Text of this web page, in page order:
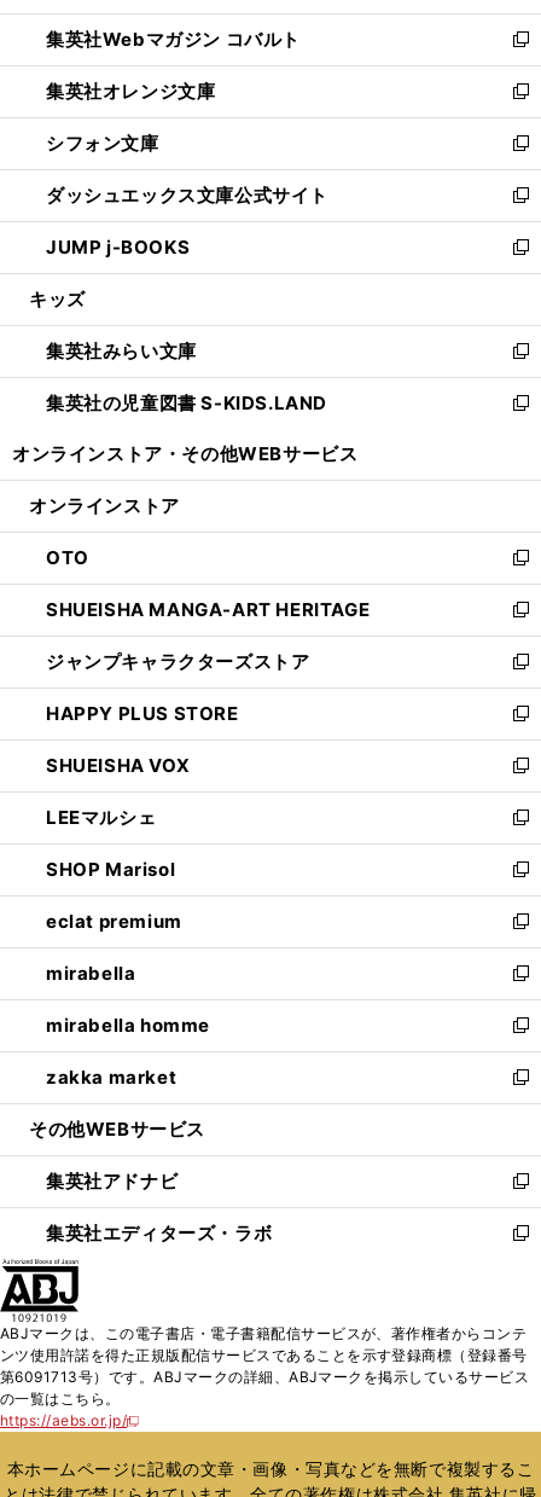
開
く
ウ
で
開
く
ン
ド
ウ
で
開
く
ウ
ィ
ン
ド
ウ
で
開
く
集英社Webマガジン コバルト
新
し
い
ウ
ィ
ン
ド
ウ
で
開
集英社オレンジ文庫
新
し
い
ウ
ィ
ン
ド
ウ
開
く
シフォン文庫
新
し
い
ウ
ィ
ン
ウ
で
開
く
ダッシュエックス文庫公式サイト
新
し
い
ウ
ン
ド
ウ
で
JUMP j-BOOKS
新
し
ウ
ィ
ン
ド
開
キッズ
集英社みらい文庫
新
し
い
ン
ウ
で
開
く
集英社の児童図書 S-KIDS.LAND
新
ウ
ン
ド
ウ
で
開
く
オンラインストア・ その他WEBサービス
オンラインストア
OTO
新
し
い
ウ
ィ
ン
ド
ウ
で
開
く
SHUEISHA MANGA-ART HERITAGE
新
し
い
ウ
ィ
ン
ド
ウ
で
開
く
ジャンプキャラクターズストア
新
し
い
ウ
ィ
ン
ド
ウ
で
開
く
HAPPY PLUS STORE
新
し
い
ウ
ィ
ン
ド
ウ
で
開
く
SHUEISHA VOX
新
し
い
ウ
ィ
ン
ド
ウ
で
開
く
LEEマルシェ
新
し
い
ウ
ィ
ン
ド
ウ
で
開
く
SHOP Marisol
新
し
い
ウ
ィ
ン
ド
ウ
で
開
eclat premium
新
し
い
ウ
ィ
ン
ド
ウ
開
く
mirabella
新
し
い
ウ
ィ
ン
ウ
で
開
く
mirabella homme
新
し
い
ウ
ン
ド
ウ
で
zakka market
新
し
ウ
ィ
ン
ド
く
その他WEBサービス
集英社アドナビ
新
し
い
ド
ウ
で
集英社エディターズ・ラボ
新
ィ
ン
ド
開
く
ABJマークは、この電子書店・電子書籍配信サービスが、著作権者からコンテ
ンツ使用許諾を得た正規版配信サービスであることを示す登録商標（登録番号
第6091713号）です。ABJマークの詳細、ABJマークを掲示しているサービス
の一覧はこちら。
https://aebs.or.jp/
新
い
ウ
本ホームページに記載の文章・画像・写真などを無断で複製するこ